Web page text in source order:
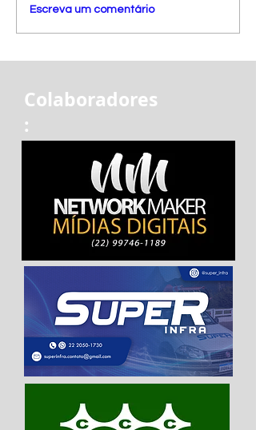
Escreva um comentário
Colaboradores
: